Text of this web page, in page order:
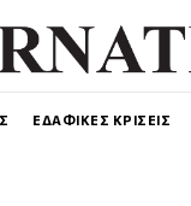
ΕΔΑΦΙΚΕΣ ΚΡΙΣΕΙΣ